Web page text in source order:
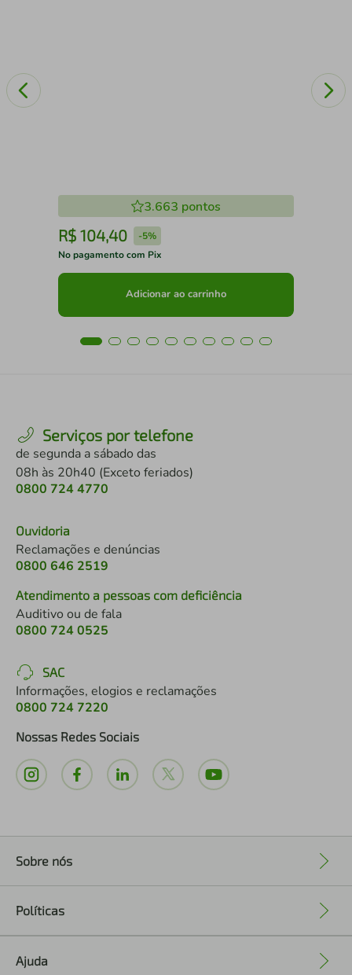
3.663 pontos
R$ 104,40 -5%
No pagamento com Pix
Adicionar ao carrinho
Serviços por telefone
de segunda a sábado das
08h às 20h40 (Exceto feriados)
0800 724 4770
Ouvidoria
Reclamações e denúncias
0800 646 2519
Atendimento a pessoas com deficiência
Auditivo ou de fala
0800 724 0525
SAC
Informações, elogios e reclamações
0800 724 7220
Nossas Redes Sociais
Sobre nós
Políticas
Ajuda